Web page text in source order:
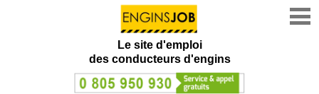
Le site d'emploi
des conducteurs d'engins